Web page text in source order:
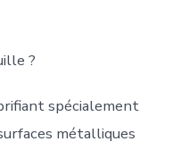
?
spécialement
métalliques